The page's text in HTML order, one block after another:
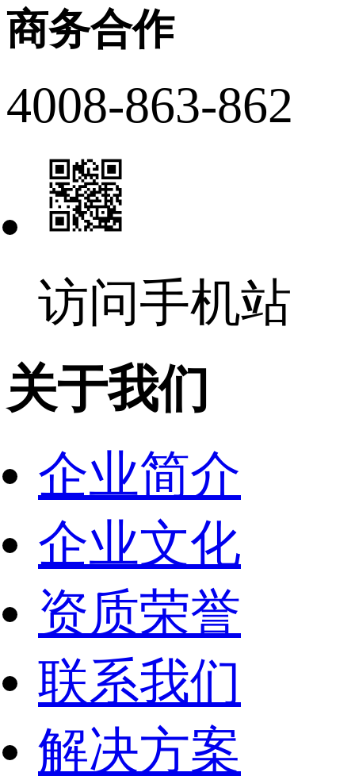
商务合作
4008-863-862
访问手机站
关于我们
企业简介
企业文化
资质荣誉
联系我们
解决方案